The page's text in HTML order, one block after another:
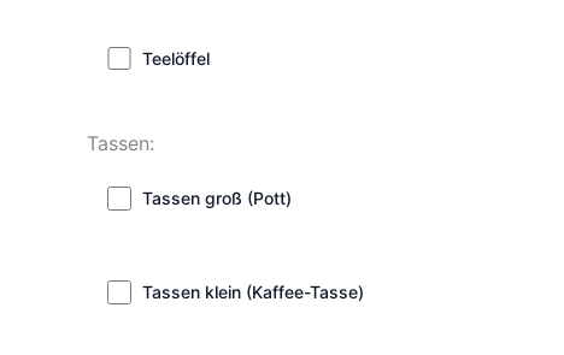
Teelöffel
Tassen:
Tassen groß (Pott)
Tassen klein (Kaffee-Tasse)